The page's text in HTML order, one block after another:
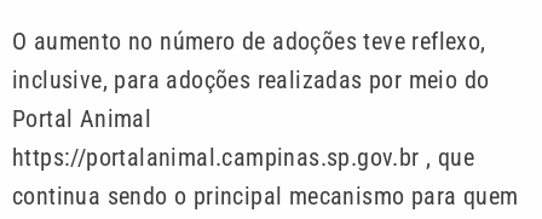
O aumento no número de adoções teve reflexo,
inclusive, para adoções realizadas por meio do
Portal Animal
https://portalanimal.campinas.sp.gov.br , que
continua sendo o principal mecanismo para quem